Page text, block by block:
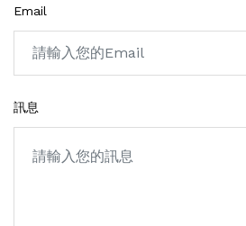
Email
訊息